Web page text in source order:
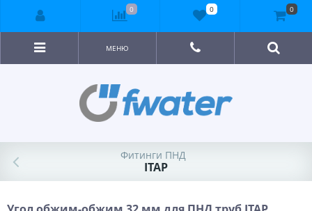
МЕНЮ
Фитинги ПНД
ITAP
0 0 0